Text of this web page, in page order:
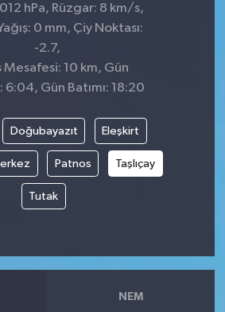
hPa, Rüzgar: 8 km/s,
0 mm, Çiy Noktası:
-2.7,
Mesafesi: 10 km, Gün
6:04, Gün Batımı: 18:20
Doğubayazıt Eleşkirt
Patnos Taşlıçay
Tutak
NEM